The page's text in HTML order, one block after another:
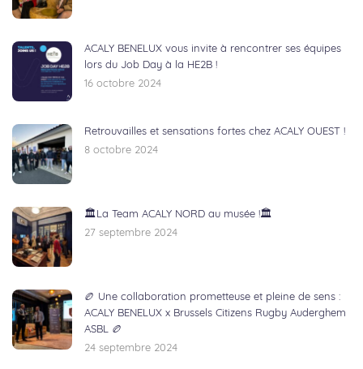
ACALY BENELUX vous invite à rencontrer ses équipes
lors du Job Day à la HE2B !
16 octobre 2024
Retrouvailles et sensations fortes chez ACALY OUEST !
8 octobre 2024
🏛️La Team ACALY NORD au musée !🏛️
27 septembre 2024
🏉 Une collaboration prometteuse et pleine de sens :
ACALY BENELUX x Brussels Citizens Rugby Auderghem
ASBL 🏉
24 septembre 2024